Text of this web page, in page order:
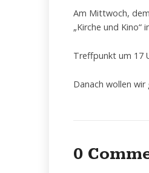
Am Mittwoch,
„Kirche und Kino“
Treffpunkt um 17
Danach wollen
0